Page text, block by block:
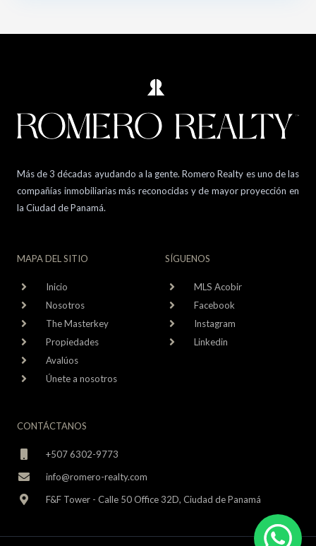
Más de 3 décadas ayudando a la gente. Romero Realty es uno de las
compañías inmobiliarias más reconocidas y de mayor proyección en
la Ciudad de Panamá.
MAPA DEL SITIO
Inicio
Nosotros
The Masterkey
Propiedades
Avalúos
Únete a nosotros
SÍGUENOS
MLS Acobir
Facebook
Instagram
Linkedin
CONTÁCTANOS
+507 6302-9773
info@romero-realty.com
F&F Tower - Calle 50 Office 32D, Ciudad de Panamá